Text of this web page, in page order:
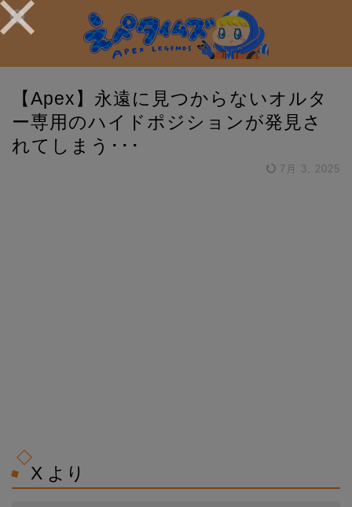
【Apex】永遠に見つからないオルタ
ー専用のハイドポジションが発見さ
れてしまう･･･
7月 3, 2025
X より